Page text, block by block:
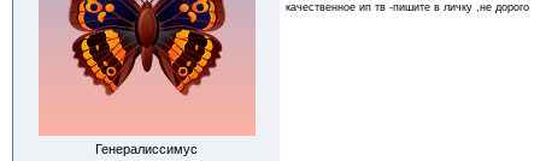
Генералиссимус
качественное ип тв -пишите в личку ,не дорого